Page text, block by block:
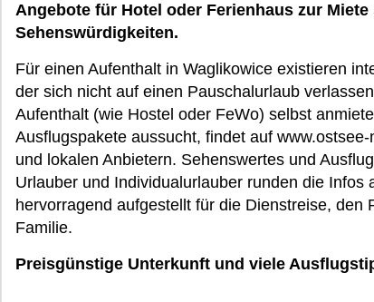
Angebote für Hotel oder Ferienhaus zur
Sehenswürdigkeiten.
Für einen Aufenthalt in Waglikowice existieren
der sich nicht auf einen Pauschalurlaub
Aufenthalt (wie Hostel oder FeWo) selbst
Ausflugspakete aussucht, findet auf
und lokalen Anbietern. Sehenswertes und
Urlauber und Individualurlauber runden die Infos
hervorragend aufgestellt für die Dienstreise, den
Familie.
Preisgünstige Unterkunft und viele